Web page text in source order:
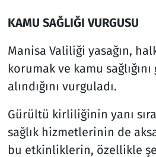
KAMU SAĞLIĞI VURGUSU
Manisa Valiliği yasağın,
korumak ve kamu
alındığını vurguladı.
Gürültü kirliliğinin yanı
sağlık hizmetlerinin de
bu etkinliklerin, özellikle